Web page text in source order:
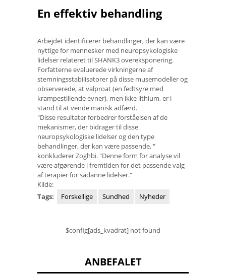
En effektiv behandling
Arbejdet identificerer behandlinger, der kan være
nyttige for mennesker med neuropsykologiske
lidelser relateret til SHANK3 overeksponering.
Forfatterne evaluerede virkningerne af
stemningsstabilisatorer på disse musemodeller og
observerede, at valproat (en fedtsyre med
krampestillende evner), men ikke lithium, er i
stand til at vende manisk adfærd.
"Disse resultater forbedrer forståelsen af ​​de
mekanismer, der bidrager til disse
neuropsykologiske lidelser og den type
behandlinger, der kan være passende, "
konkluderer Zoghbi. "Denne form for analyse vil
være afgørende i fremtiden for det passende valg
af terapier for sådanne lidelser."
Kilde:
Tags:
Forskellige Sundhed Nyheder
$config[ads_kvadrat] not found
ANBEFALET